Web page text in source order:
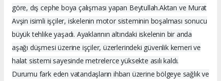
göre, dış cephe boya çalışması yapan Beytullah.Aktan ve Murat
Avşin isimli işçiler, iskelenin motor sisteminin boşalması sonucu
büyük tehlike yaşadı. Ayaklarının altındaki iskelenin bir anda
aşağı düşmesi üzerine işçiler, üzerlerindeki güvenlik kemeri ve
halat sistemi sayesinde metrelerce yüksekte asılı kaldı.
Durumu fark eden vatandaşların ihbarı üzerine bölgeye sağlık ve